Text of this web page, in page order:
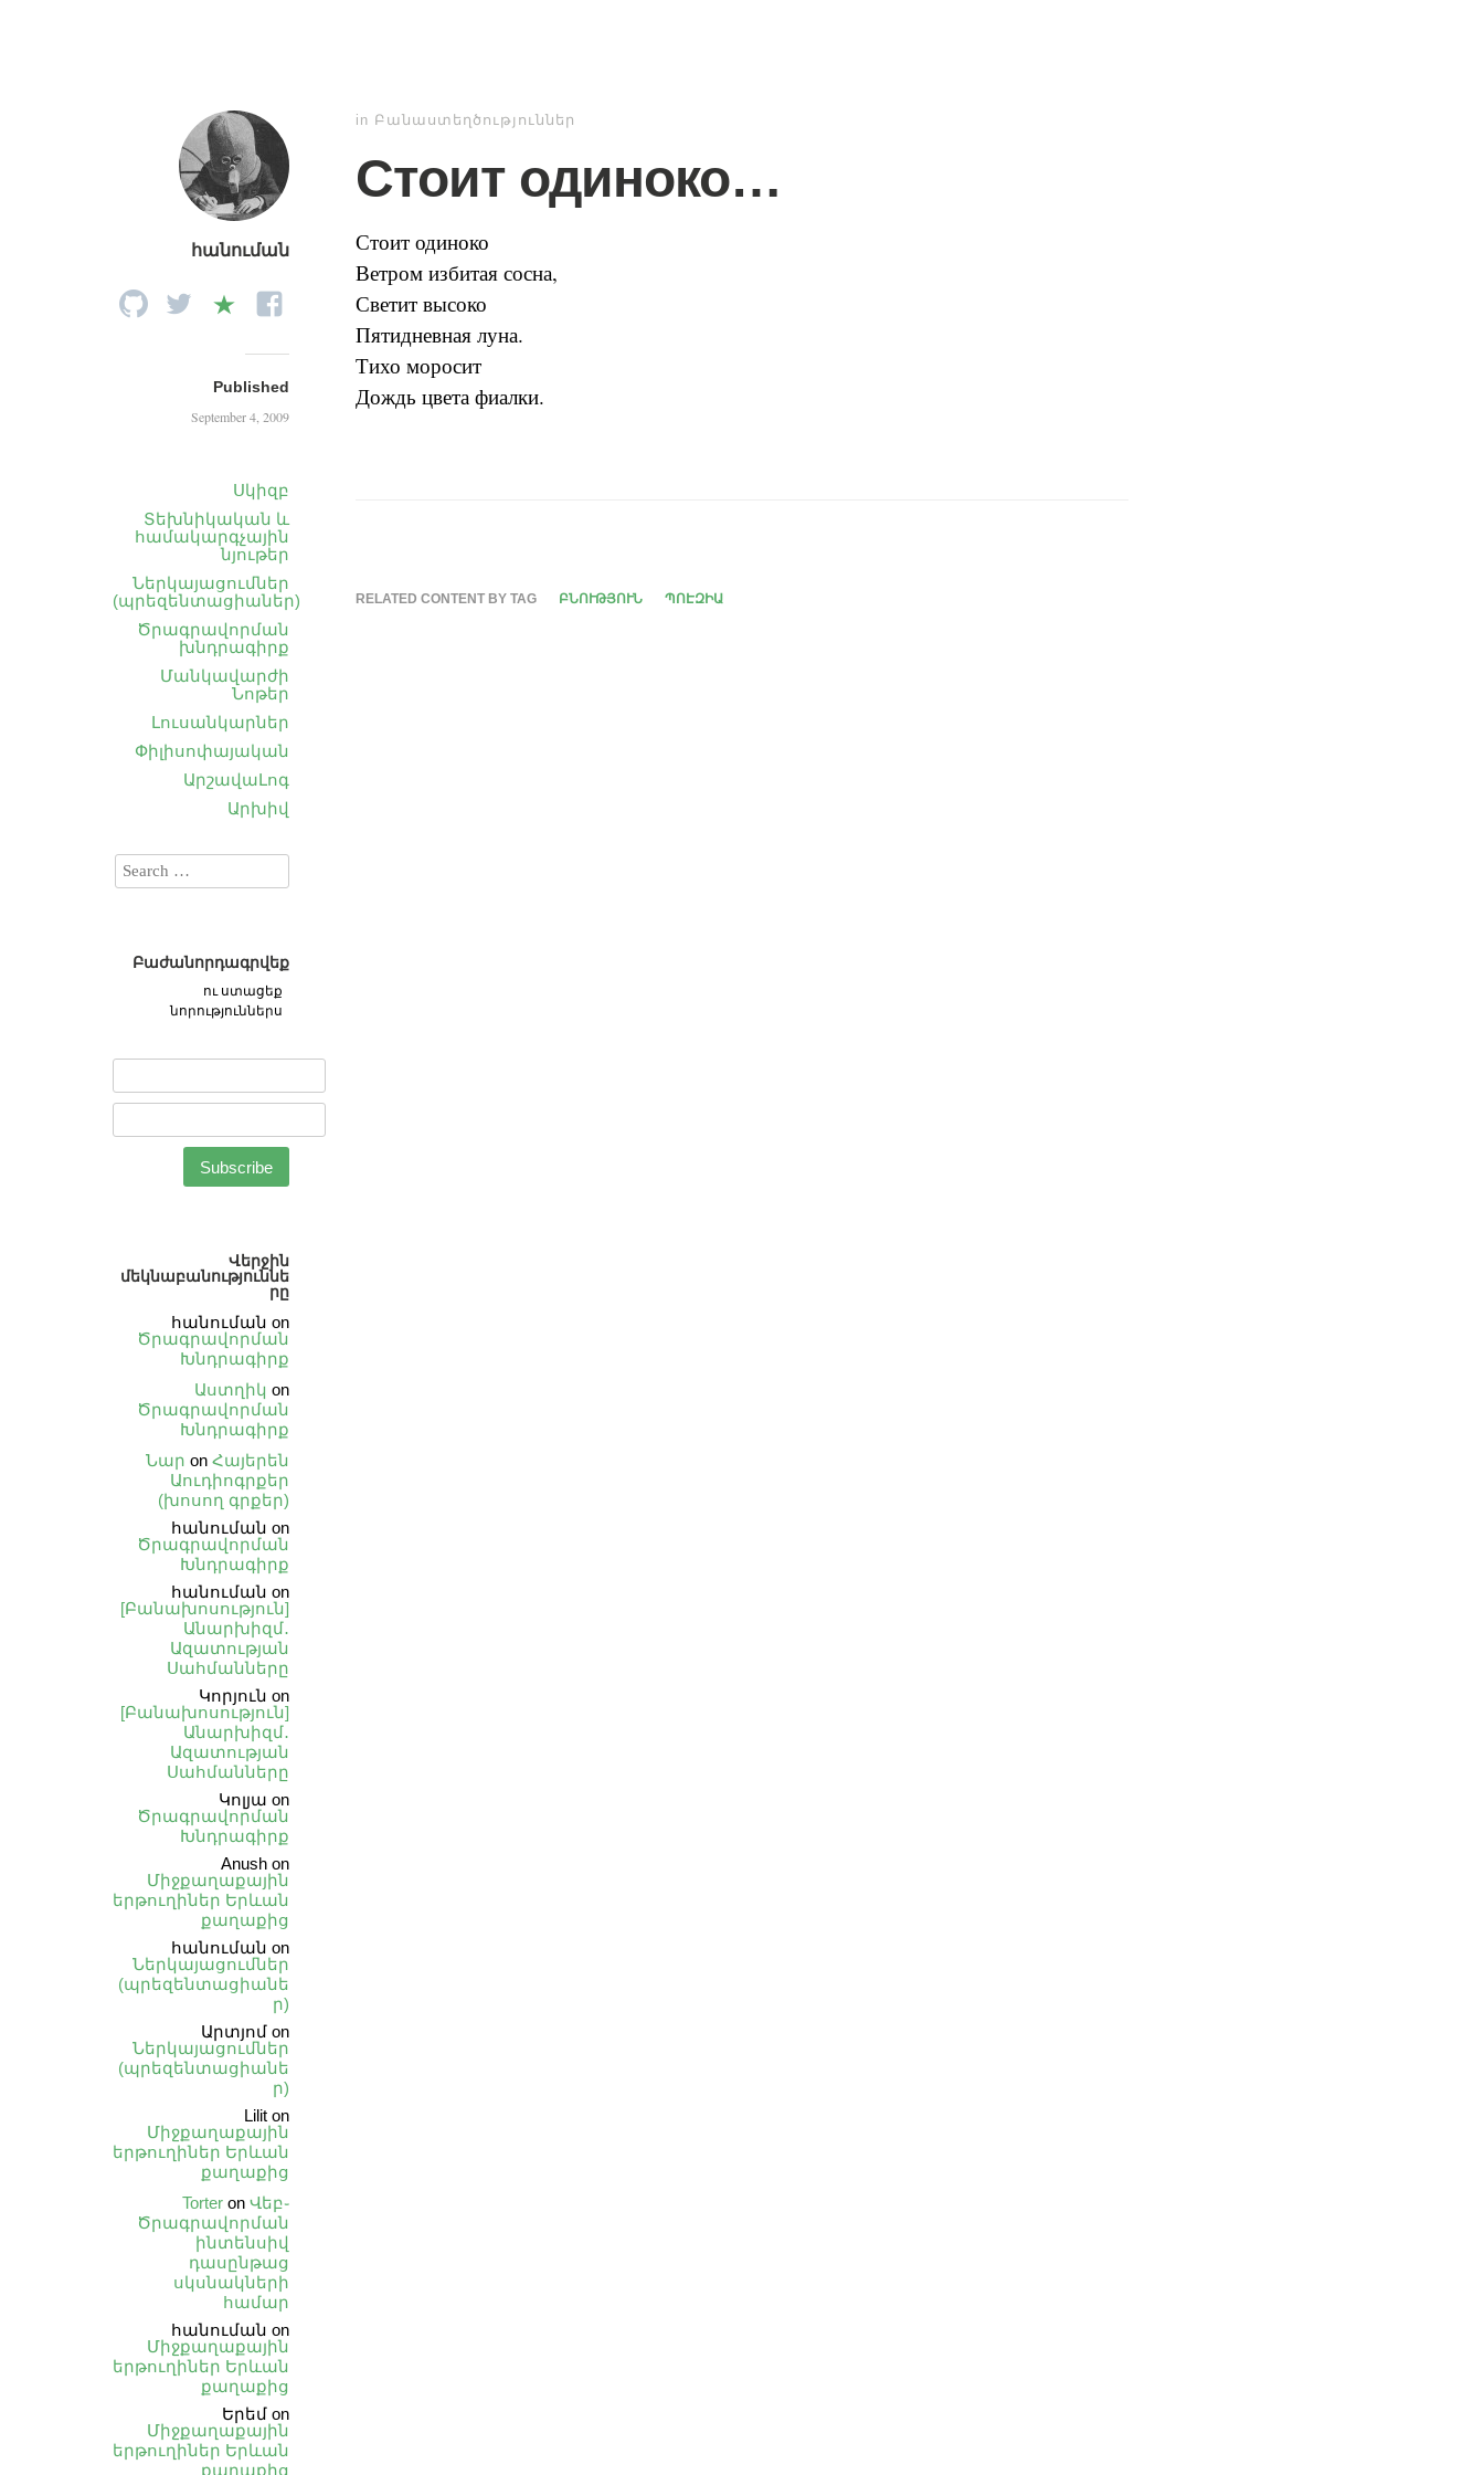
հանուման
Published
September 4, 2009
Սկիզբ
Տեխնիկական և
համակարգչային
նյութեր
Ներկայացումներ
(պրեզենտացիաներ)
Ծրագրավորման
խնդրագիրք
Մանկավարժի
Նոթեր
Լուսանկարներ
Փիլիսոփայական
ԱրշավաԼոգ
Արխիվ
in Բանաստեղծություններ
Стоит одиноко…
Стоит одиноко
Ветром избитая сосна,
Светит высоко
Пятидневная луна.
Тихо моросит
Дождь цвета фиалки.
RELATED CONTENT BY TAG ԲՆՈՒԹՅՈՒՆ ՊՈԷԶԻԱ
Բաժանորդագրվեք
ու ստացեք
նորություններս
Վերջին
մեկնաբանություննե
րը
հանուման on
Ծրագրավորման
Խնդրագիրք
Աստղիկ on
Ծրագրավորման
Խնդրագիրք
Նար on Հայերեն
Աուդիոգրքեր
(խոսող գրքեր)
հանուման on
Ծրագրավորման
Խնդրագիրք
հանուման on
[Բանախոսություն]
Անարխիզմ․
Ազատության
Սահմանները
Կորյուն on
[Բանախոսություն]
Անարխիզմ․
Ազատության
Սահմանները
Կոլյա on
Ծրագրավորման
Խնդրագիրք
Anush on
Միջքաղաքային
երթուղիներ Երևան
քաղաքից
հանուման on
Ներկայացումներ
(պրեզենտացիանե
ր)
Արտյոմ on
Ներկայացումներ
(պրեզենտացիանե
ր)
Lilit on
Միջքաղաքային
երթուղիներ Երևան
քաղաքից
Torter on Վեբ֊
Ծրագրավորման
ինտենսիվ
դասընթաց
սկսնակների
համար
հանուման on
Միջքաղաքային
երթուղիներ Երևան
քաղաքից
Երեմ on
Միջքաղաքային
երթուղիներ Երևան
քաղաքից